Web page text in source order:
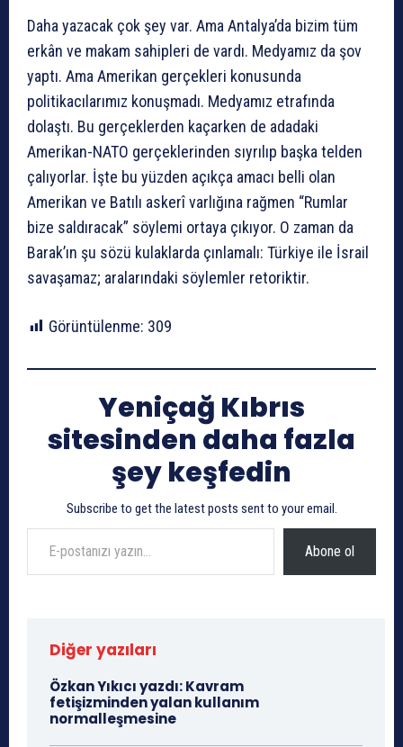
Daha yazacak çok şey var. Ama Antalya’da bizim tüm
erkân ve makam sahipleri de vardı. Medyamız da şov
yaptı. Ama Amerikan gerçekleri konusunda
politikacılarımız konuşmadı. Medyamız etrafında
dolaştı. Bu gerçeklerden kaçarken de adadaki
Amerikan-NATO gerçeklerinden sıyrılıp başka telden
çalıyorlar. İşte bu yüzden açıkça amacı belli olan
Amerikan ve Batılı askerî varlığına rağmen “Rumlar
bize saldıracak” söylemi ortaya çıkıyor. O zaman da
Barak’ın şu sözü kulaklarda çınlamalı: Türkiye ile İsrail
savaşamaz; aralarındaki söylemler retoriktir.
Görüntülenme: 309
Yeniçağ Kıbrıs
sitesinden daha fazla
şey keşfedin
Subscribe to get the latest posts sent to your email.
E-postanızı yazın…
Abone ol
Diğer yazıları
Özkan Yıkıcı yazdı: Kavram
fetişizminden yalan kullanım
normalleşmesine